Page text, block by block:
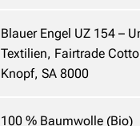
Blauer Engel UZ 154 –
Textilien, Fairtrade
Knopf, SA 8000
100 % Baumwolle (Bio)